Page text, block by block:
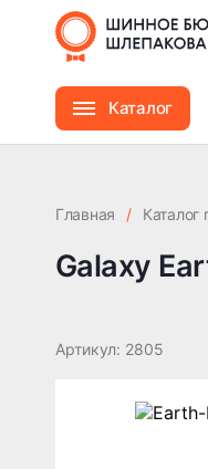
Каталог
Galaxy Earth-Pro
Главная / Каталог
Galaxy
Артикул: 2805